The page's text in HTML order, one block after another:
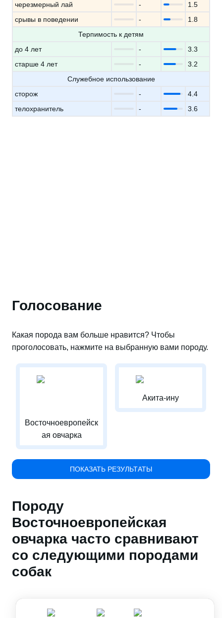
черезмерный лай
-
1.5
срывы в поведении
-
1.8
Терпимость к детям
до 4 лет
-
3.3
старше 4 лет
-
3.2
Служебное использование
сторож
-
4.4
телохранитель
- 3.6
Голосование
Какая порода вам больше нравится? Чтобы
проголосовать, нажмите на выбранную вами породу.
Восточноевропейск
ая овчарка
Акита-ину
ПОКАЗАТЬ РЕЗУЛЬТАТЫ
Породу
Восточноевропейская
овчарка часто сравнивают
со следующими породами
собак